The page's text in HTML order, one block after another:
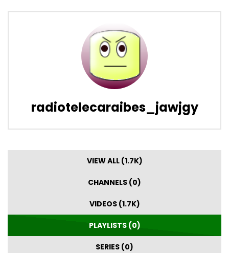
radiotelecaraibes_jawjgy
VIEW ALL (1.7K)
CHANNELS (0)
VIDEOS (1.7K)
PLAYLISTS (0)
SERIES (0)